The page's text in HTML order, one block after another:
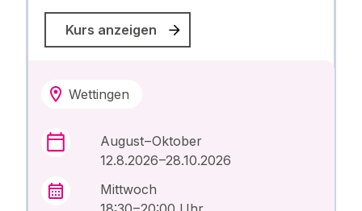
Kurs anzeigen
Wettingen
August – Oktober
12.8.2026 –28.10.2026
Mittwoch